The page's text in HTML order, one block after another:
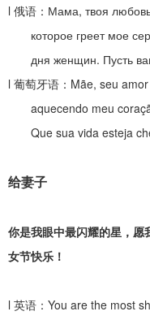
l 俄语： Мама, твоя
которое греет мое
дня женщин. Пусть
l 葡萄牙语： Mãe, seu
aquecendo meu
Que sua vida esteja
给妻子
你是我眼中最闪耀的星，
女节快乐！
l 英语： You are the most